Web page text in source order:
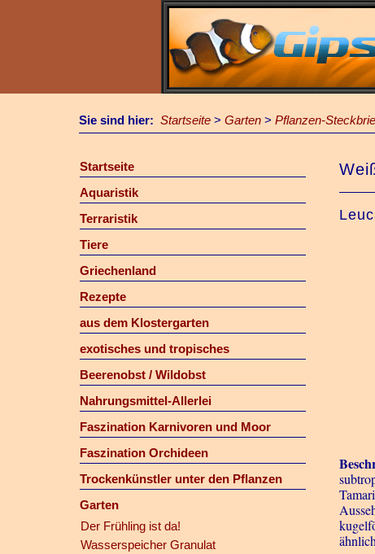
Sie sind hier: Startseite > Garten > Pflanzen-
Startseite
Aquaristik
Terraristik
Tiere
Griechenland
Rezepte
aus dem Klostergarten
exotisches und tropisches
Beerenobst / Wildobst
Nahrungsmittel-Allerlei
Faszination Karnivoren und Moor
Faszination Orchideen
Trockenkünstler unter den Pflanzen
Garten
Der Frühling ist da!
Wasserspeicher Granulat